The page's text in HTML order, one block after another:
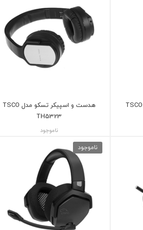
هدست بی سیم تسکو مدل TSCO
هدست و اسپیکر تسکو مدل TSCO
TH5323
ناموجود
ناموجود